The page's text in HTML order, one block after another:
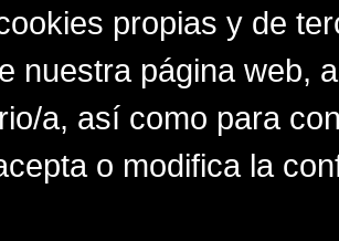
propias y de
nuestra página web,
a, así como para
o modifica la